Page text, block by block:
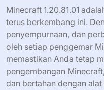
Minecraft 1.20.81.01
terus berkembang ini.
penyempurnaan, dan
oleh setiap penggemar
memastikan Anda tetap
pengembangan
dan bertahan dengan